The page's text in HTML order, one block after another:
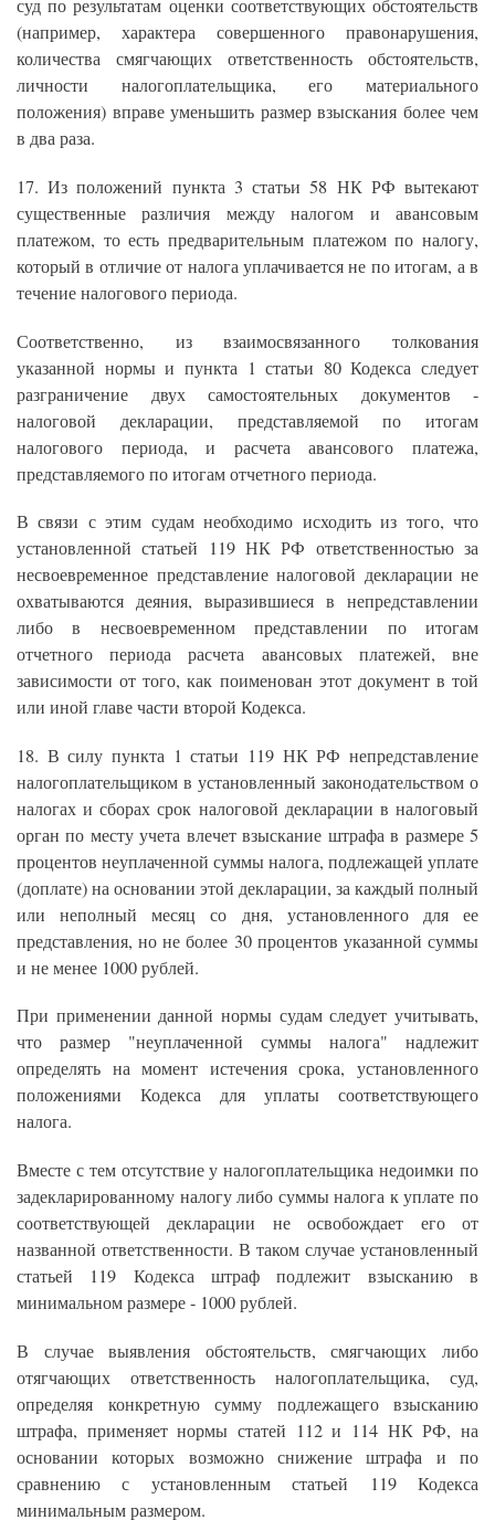
суд по результатам оценки соответствующих обстоятельств
(например, характера совершенного правонарушения,
количества смягчающих ответственность обстоятельств,
личности налогоплательщика, его материального
положения) вправе уменьшить размер взыскания более чем
в два раза.
17. Из положений пункта 3 статьи 58 НК РФ вытекают
существенные различия между налогом и авансовым
платежом, то есть предварительным платежом по налогу,
который в отличие от налога уплачивается не по итогам, а в
течение налогового периода.
Соответственно, из взаимосвязанного толкования
указанной нормы и пункта 1 статьи 80 Кодекса следует
разграничение двух самостоятельных документов -
налоговой декларации, представляемой по итогам
налогового периода, и расчета авансового платежа,
представляемого по итогам отчетного периода.
В связи с этим судам необходимо исходить из того, что
установленной статьей 119 НК РФ ответственностью за
несвоевременное представление налоговой декларации не
охватываются деяния, выразившиеся в непредставлении
либо в несвоевременном представлении по итогам
отчетного периода расчета авансовых платежей, вне
зависимости от того, как поименован этот документ в той
или иной главе части второй Кодекса.
18. В силу пункта 1 статьи 119 НК РФ непредставление
налогоплательщиком в установленный законодательством о
налогах и сборах срок налоговой декларации в налоговый
орган по месту учета влечет взыскание штрафа в размере 5
процентов неуплаченной суммы налога, подлежащей уплате
(доплате) на основании этой декларации, за каждый полный
или неполный месяц со дня, установленного для ее
представления, но не более 30 процентов указанной суммы
и не менее 1000 рублей.
При применении данной нормы судам следует учитывать,
что размер "неуплаченной суммы налога" надлежит
определять на момент истечения срока, установленного
положениями Кодекса для уплаты соответствующего
налога.
Вместе с тем отсутствие у налогоплательщика недоимки по
задекларированному налогу либо суммы налога к уплате по
соответствующей декларации не освобождает его от
названной ответственности. В таком случае установленный
статьей 119 Кодекса штраф подлежит взысканию в
минимальном размере - 1000 рублей.
В случае выявления обстоятельств, смягчающих либо
отягчающих ответственность налогоплательщика, суд,
определяя конкретную сумму подлежащего взысканию
штрафа, применяет нормы статей 112 и 114 НК РФ, на
основании которых возможно снижение штрафа и по
сравнению с установленным статьей 119 Кодекса
минимальным размером.